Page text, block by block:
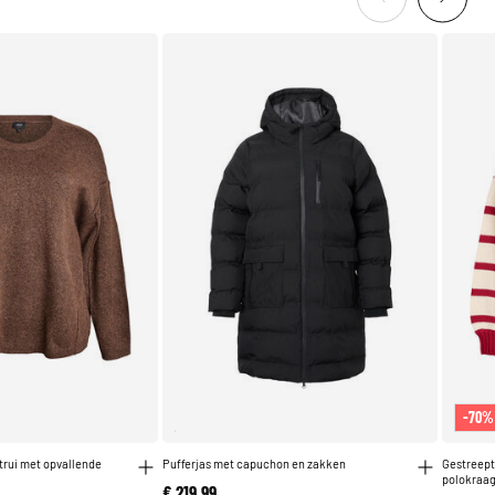
met opvallende
Pufferjas met capuchon en zakken
-70%